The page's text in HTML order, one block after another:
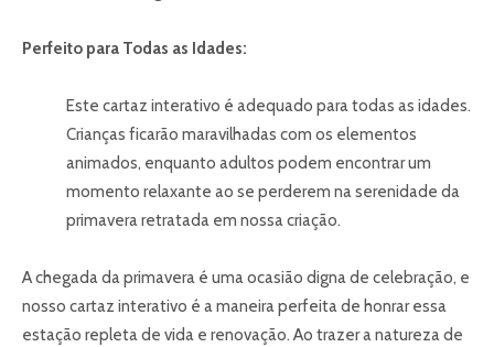
Perfeito para Todas as Idades:
Este cartaz interativo é adequado para todas as idades.
Crianças ficarão maravilhadas com os elementos
animados, enquanto adultos podem encontrar um
momento relaxante ao se perderem na serenidade da
primavera retratada em nossa criação.
A chegada da primavera é uma ocasião digna de celebração, e
nosso cartaz interativo é a maneira perfeita de honrar essa
estação repleta de vida e renovação. Ao trazer a natureza de